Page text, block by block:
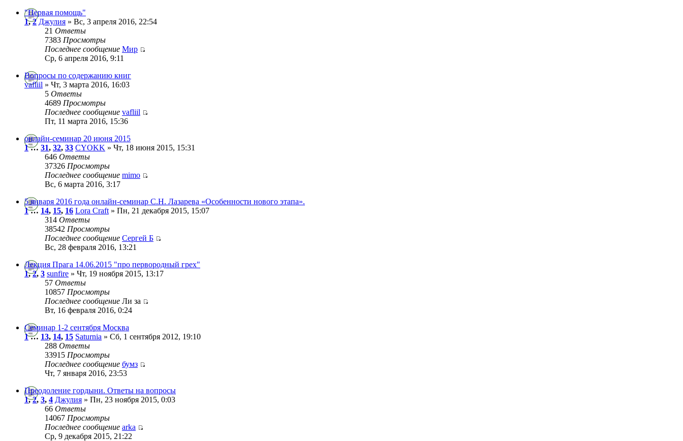
"Первая помощь"
1,2 Джулия » Вс, 3 апреля 2016, 22:54
21 Ответы
7383 Просмотры
Последнее сообщение Мир
Ср, 6 апреля 2016, 9:11
Вопросы по содержанию книг
vafliil » Чт, 3 марта 2016, 16:03
5 Ответы
4689 Просмотры
Последнее сообщение vafliil
Пт, 11 марта 2016, 15:36
онлайн-семинар 20 июня 2015
1… 31, 32, 33 CYOKK » Чт, 18 июня 2015, 15:31
646 Ответы
37326 Просмотры
Последнее сообщение mimo
Вс, 6 марта 2016, 3:17
5 января 2016 года онлайн-семинар С.Н. Лазарева «Особенности нового этапа».
1… 14, 15, 16 Lora Craft » Пн, 21 декабря 2015, 15:07
314 Ответы
38542 Просмотры
Последнее сообщение Сергей Б
Вс, 28 февраля 2016, 13:21
Лекция Прага 14.06.2015 "про первородный грех"
1,2, 3 sunfire » Чт, 19 ноября 2015, 13:17
57 Ответы
10857 Просмотры
Последнее сообщение Ли за
Вт, 16 февраля 2016, 0:24
Семинар 1-2 сентября Москва
1… 13, 14, 15 Saturnia » Сб, 1 сентября 2012, 19:10
288 Ответы
33915 Просмотры
Последнее сообщение бумз
Чт, 7 января 2016, 23:53
Преодоление гордыни. Ответы на вопросы
1,2, 3, 4 Джулия » Пн, 23 ноября 2015, 0:03
66 Ответы
14067 Просмотры
Последнее сообщение arka
Ср, 9 декабря 2015, 21:22